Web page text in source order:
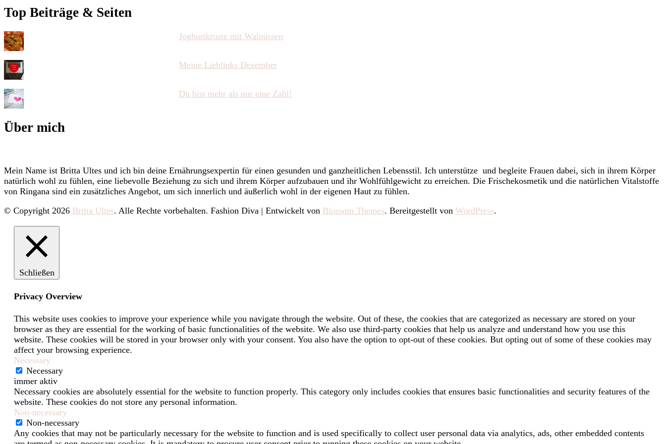
Top Beiträge & Seiten
Joghurtkruste mit Walnüssen
Meine Lieblinks Dezember
Du bist mehr als nur eine Zahl!
Über mich
Mein Name ist Britta Ultes und ich bin deine Ernährungsexpertin für einen gesunden und ganzheitlichen Lebensstil. Ich unterstütze und begleite Frauen dabei, sich in ihrem Körper
natürlich wohl zu fühlen, eine liebevolle Beziehung zu sich und ihrem Körper aufzubauen und ihr Wohlfühlgewicht zu erreichen. Die Frischekosmetik und die natürlichen Vitalstoffe
von Ringana sind ein zusätzliches Angebot, um sich innerlich und äußerlich wohl in der eigenen Haut zu fühlen.
© Copyright 2026 Britta Ultes. Alle Rechte vorbehalten. Fashion Diva | Entwickelt von Blossom Themes. Bereitgestellt von WordPress.
Schließen
Privacy Overview
This website uses cookies to improve your experience while you navigate through the website. Out of these, the cookies that are categorized as necessary are stored on your
browser as they are essential for the working of basic functionalities of the website. We also use third-party cookies that help us analyze and understand how you use this
website. These cookies will be stored in your browser only with your consent. You also have the option to opt-out of these cookies. But opting out of some of these cookies may
affect your browsing experience.
Necessary
Necessary
immer aktiv
Necessary cookies are absolutely essential for the website to function properly. This category only includes cookies that ensures basic functionalities and security features of the
website. These cookies do not store any personal information.
Non-necessary
Non-necessary
Any cookies that may not be particularly necessary for the website to function and is used specifically to collect user personal data via analytics, ads, other embedded contents